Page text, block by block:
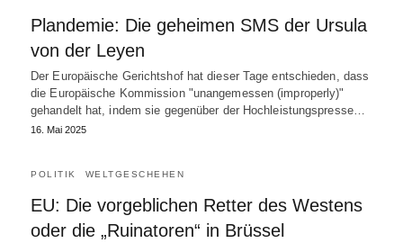
Plandemie: Die geheimen SMS der Ursula
von der Leyen
Der Europäische Gerichtshof hat dieser Tage entschieden, dass
die Europäische Kommission "unangemessen (improperly)"
gehandelt hat, indem sie gegenüber der Hochleistungspresse…
16. Mai 2025
POLITIK WELTGESCHEHEN
EU: Die vorgeblichen Retter des Westens
oder die „Ruinatoren“ in Brüssel